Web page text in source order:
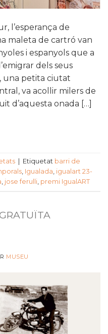
l’esperança de
maleta de cartró van
i espanyols que a
dels seus
una petita ciutat
va acollir milers de
d’aquesta onada […]
Etiquetat barri de
, Igualada, igualart 23-
, jose ferulli, premi IgualART
MUSEU